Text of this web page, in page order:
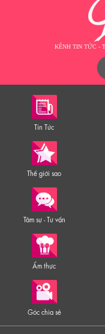
KÊNH TIN TỨC -
Tin Tức
Thế giới sao
Tâm sự - Tư vấn
Ẩm thực
Góc chia sẻ